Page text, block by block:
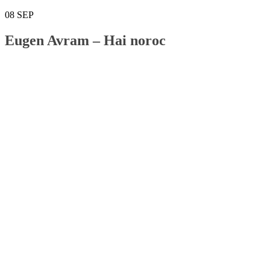
08 SEP
Eugen Avram – Hai noroc